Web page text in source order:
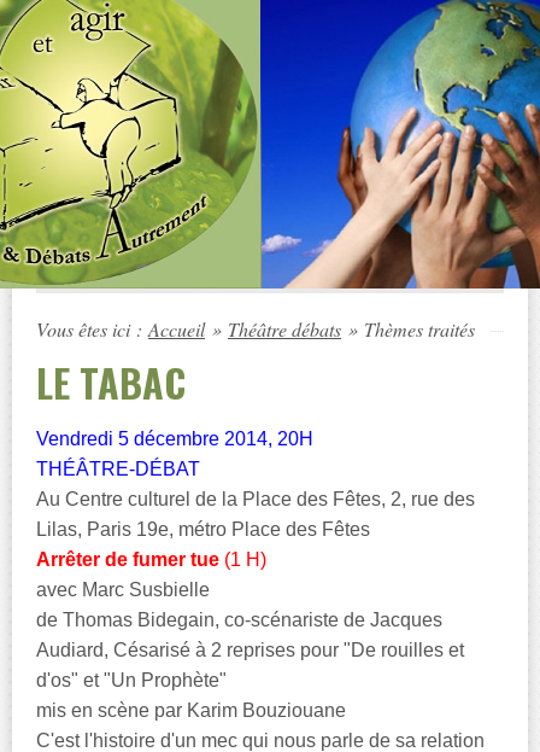
Vous êtes ici : Accueil » Théâtre débats » Thèmes traités
LE TABAC
Vendredi 5 décembre 2014, 20H
THÉÂTRE-DÉBAT
Au Centre culturel de la Place des Fêtes, 2, rue des
Lilas, Paris 19e, métro Place des Fêtes
Arrêter de fumer tue (1 H)
avec Marc Susbielle
de Thomas Bidegain, co-scénariste de Jacques
Audiard, Césarisé à 2 reprises pour "De rouilles et
d'os" et "Un Prophète"
mis en scène par Karim Bouziouane
C'est l'histoire d'un mec qui nous parle de sa relation